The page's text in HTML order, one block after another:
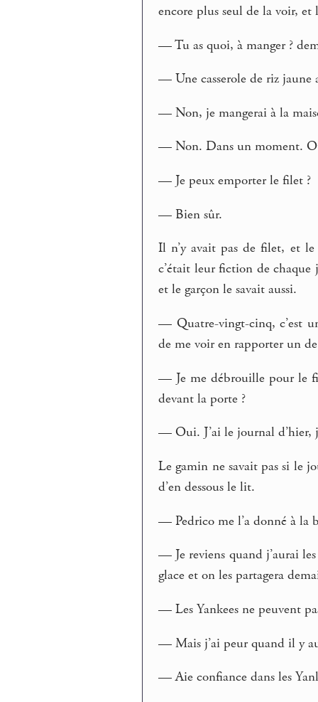
encore plus seul de la voir, et
— Tu as quoi, à manger ?
— Une casserole de riz jaune
— Non, je mangerai à la
— Non. Dans un moment.
— Je peux emporter le filet ?
— Bien sûr.
Il n’y avait pas de filet, et
c’était leur fiction de chaque
et le garçon le savait aussi.
— Quatre-vingt-cinq, c’est
de me voir en rapporter un
— Je me débrouille pour le
devant la porte ?
— Oui. J’ai le journal d’hier,
Le gamin ne savait pas si le
d’en dessous le lit.
— Pedrico me l’a donné à la
— Je reviens quand j’aurai
glace et on les partagera
— Les Yankees ne peuvent
— Mais j’ai peur quand il y
— Aie confiance dans les